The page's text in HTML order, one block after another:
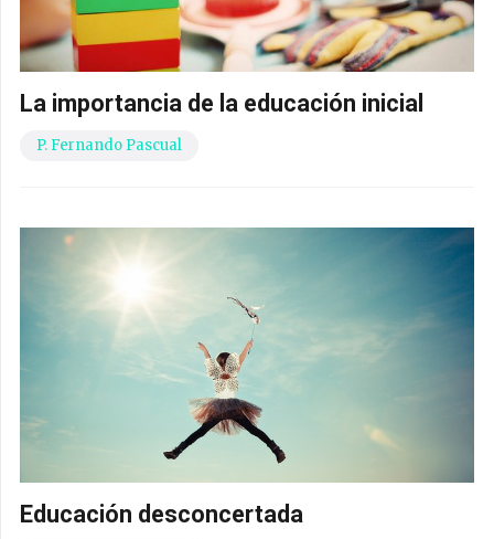
La importancia de la educación inicial
P. Fernando Pascual
Educación desconcertada